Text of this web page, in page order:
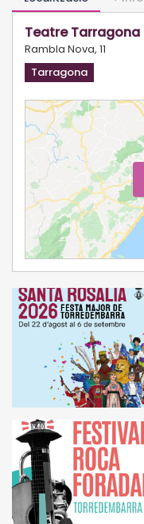
Teatre Tarragona
Rambla Nova, 11
Tarragona